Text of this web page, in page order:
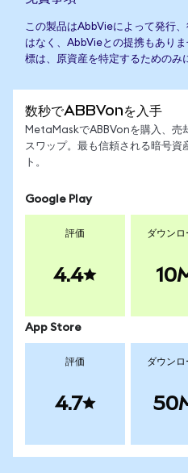
この製品はAbbVieによって発行
はなく、AbbVieとの提携もあり
標は、原資産を特定するためのみ
数秒でABBVonを入手
MetaMaskでABBVonを購入、売
スワップ。最も信頼される暗号資
ト。
Google Play
評価
4.4
ダウンロ
App Store
評価
4.7
ダウンロ